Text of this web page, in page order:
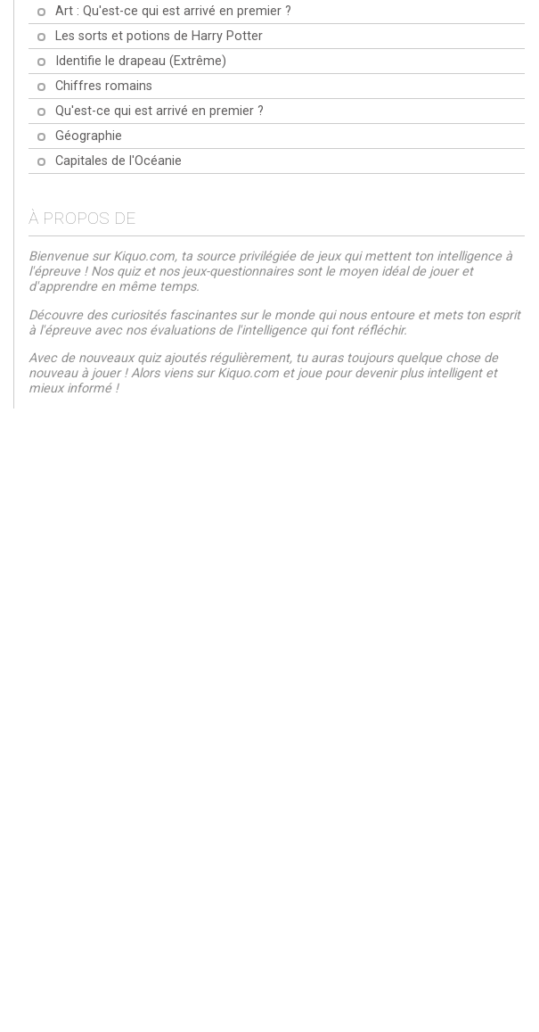
Art : Qu'est-ce qui est arrivé en premier ?
Les sorts et potions de Harry Potter
Identifie le drapeau (Extrême)
Chiffres romains
Qu'est-ce qui est arrivé en premier ?
Géographie
Capitales de l'Océanie
À PROPOS DE
Bienvenue sur Kiquo.com, ta source privilégiée de jeux qui mettent ton intelligence à
l'épreuve ! Nos quiz et nos jeux-questionnaires sont le moyen idéal de jouer et
d'apprendre en même temps.
Découvre des curiosités fascinantes sur le monde qui nous entoure et mets ton esprit
à l'épreuve avec nos évaluations de l'intelligence qui font réfléchir.
Avec de nouveaux quiz ajoutés régulièrement, tu auras toujours quelque chose de
nouveau à jouer ! Alors viens sur Kiquo.com et joue pour devenir plus intelligent et
mieux informé !